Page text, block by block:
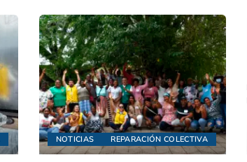
NOTICIAS REPARACIÓN COLECTIVA